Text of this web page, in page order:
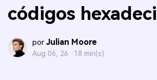
códigos
por Julian Moore
Aug 06, 26 · 18 min(s)